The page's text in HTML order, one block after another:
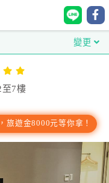
變更
7樓
旅遊金8000元等你拿！